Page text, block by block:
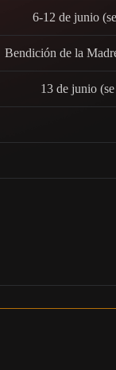
6-12 de junio
Bendición de la
13 de junio